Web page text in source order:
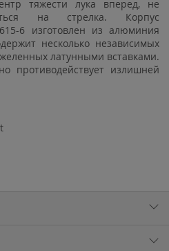
тяжести лука вперед, не
на стрелка. Корпус
6 изготовлен из алюминия
несколько независимых
латунными вставками.
противодействует излишней